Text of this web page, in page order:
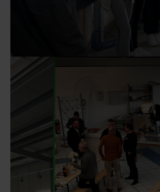
27.04.2023
DAS WAR DER